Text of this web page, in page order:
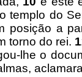
templo do
posição a
torno do rei.
lhe o